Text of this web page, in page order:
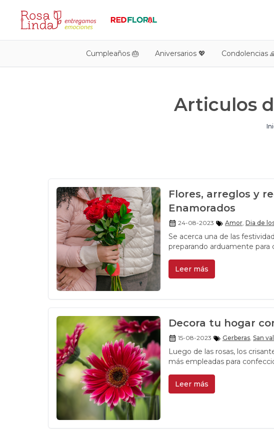
Cumpleaños 🎂 Aniversarios 💖 Condolencias
Articulos
Flores, arreglos y
Enamorados
24-08-2023 Amor, Dia de
Se acerca una de las
preparando arduamente para
dentro de los eventos más
amistad, se celebran con
Leer más
Decora tu hogar
15-08-2023 Gerberas, San
Luego de las rosas, los
más empleadas para
Leer más